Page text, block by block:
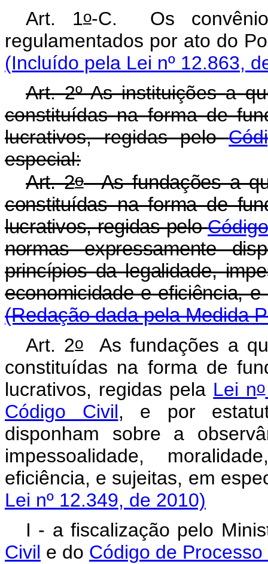
Art. 1o-C. Os
regulamentados por
(Incluído pela Lei nº 12.863,
Art. 2º As instituições a
constituídas na forma de
lucrativos, regidas pelo
especial:
Art. 2oAs fundações a
constituídas na forma de
lucrativos, regidas pelo
normas expressamente
princípios da legalidade,
economicidade e
(Redação dada pela Medida
Art. 2oAs fundações a
constituídas na forma de
lucrativos, regidas pela Lei no
Código Civil, e por
disponham sobre a
impessoalidade,
eficiência, e sujeitas,
Lei nº 12.349, de 2010)
I - a fiscalização pelo
Civil e do Código de Processo